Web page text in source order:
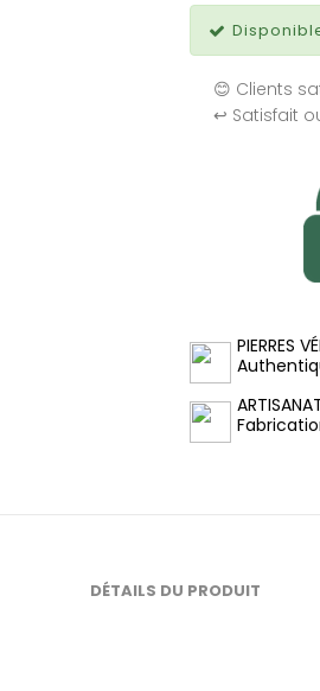
😊 Clients
↩️ Satisfait
PIERRES
DÉTAILS DU PRODUIT